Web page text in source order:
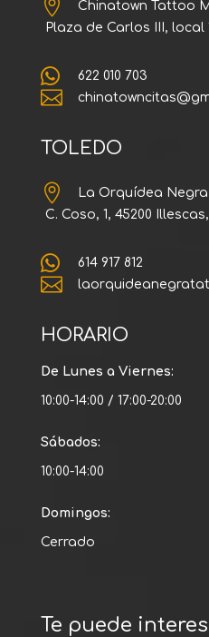

Chinatown Tattoo
Plaza de Carlos III, local
 622 010 703

TOLEDO

La Orquídea
C. Coso, 1, 45200
 614 917 812

HORARIO
De Lunes a Viernes:
10:00-14:00 / 17:00-20:00
Sábados:
10:00-14:00
Domingos:
Cerrado
Te puede